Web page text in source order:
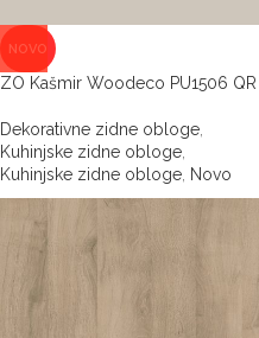
NOVO
ZO Kašmir Woodeco PU1506 QR
Dekorativne zidne obloge
Kuhinjske zidne obloge
Kuhinjske zidne obloge Novo